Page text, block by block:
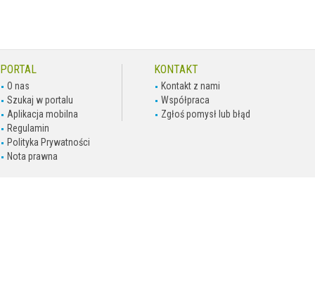
PORTAL
O nas
Szukaj w portalu
Aplikacja mobilna
Regulamin
Polityka Prywatności
Nota prawna
KONTAKT
Kontakt z nami
Współpraca
Zgłoś pomysł lub błąd